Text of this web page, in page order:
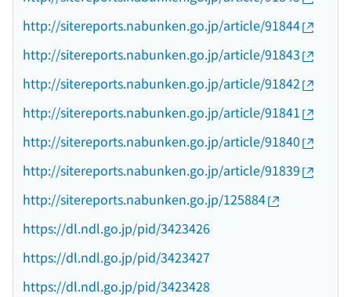
http://sitereports.nabunken.go.jp/article/91844
http://sitereports.nabunken.go.jp/article/91843
http://sitereports.nabunken.go.jp/article/91842
http://sitereports.nabunken.go.jp/article/91841
http://sitereports.nabunken.go.jp/article/91840
http://sitereports.nabunken.go.jp/article/91839
http://sitereports.nabunken.go.jp/125884
https://dl.ndl.go.jp/pid/3423426
https://dl.ndl.go.jp/pid/3423427
https://dl.ndl.go.jp/pid/3423428